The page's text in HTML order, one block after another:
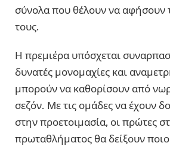
σύνολα που θέλουν να
τους.
Η πρεμιέρα υπόσχεται
δυνατές μονομαχίες και
μπορούν να καθορίσουν από
σεζόν. Με τις ομάδες να έχουν
στην προετοιμασία, οι πρώτες
πρωταθλήματος θα δείξουν